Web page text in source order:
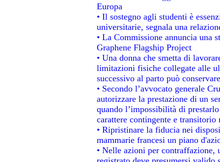
Europa
• Il sostegno agli studenti è
universitarie, segnala una
• La Commissione annuncia una
Graphene Flagship Project
• Una donna che smetta di
limitazioni fisiche collegate alle
successivo al parto può
• Secondo l’avvocato generale
autorizzare la prestazione di un
quando l’impossibilità di
carattere contingente e
• Ripristinare la fiducia nei
mammarie francesi un piano
• Nelle azioni per